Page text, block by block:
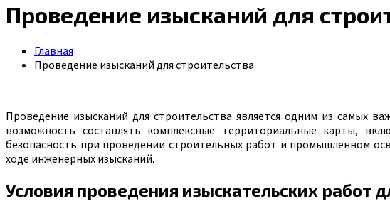
Проведение изысканий для
Главная
Проведение изысканий для строительства
Проведение изысканий для строительства является одним из самых
возможность составлять комплексные территориальные карты,
безопасность при проведении строительных работ и промышленном
ходе инженерных изысканий.
Условия проведения изыскательских работ